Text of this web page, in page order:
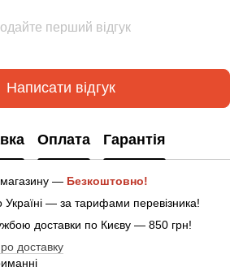
перший відгук
Написати відгук
Оплата Гарантія
— Безкоштовно!
— за тарифами перевізника!
доставки по Києву — 850 грн!
доставку